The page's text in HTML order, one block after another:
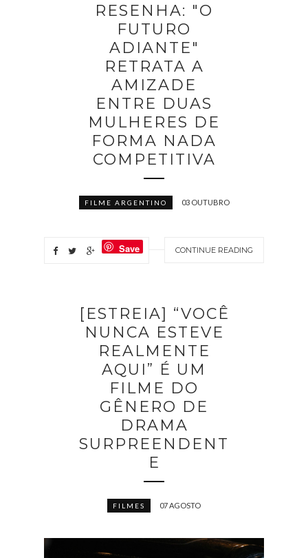
RESENHA: "O
FUTURO
ADIANTE"
RETRATA A
AMIZADE
ENTRE DUAS
MULHERES DE
FORMA NADA
COMPETITIVA
FILME ARGENTINO 03 OUTUBRO
CONTINUE READING
Save
[ESTREIA] “VOCÊ
NUNCA ESTEVE
REALMENTE
AQUI” É UM
FILME DO
GÊNERO DE
DRAMA
SURPREENDENT
E
FILMES 07 AGOSTO